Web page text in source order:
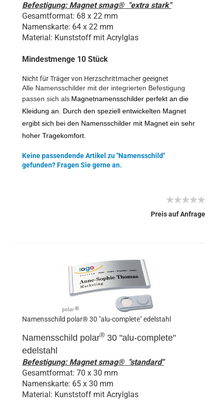
Befestigung: Magnet smag® "extra stark"
Gesamtformat: 68 x 22 mm
Namenskarte: 64 x 22 mm
Material: Kunststoff mit Acrylglas
Mindestmenge 10 Stück
Nicht für Träger von Herzschrittmacher geeignet
Alle Namensschilder mit der integrierten Befestigung
passen sich als Magnetnamensschilder perfekt an die
Kleidung an. Durch den speziell entwickelten Magnet
ergibt sich bei den Namensschilder mit Magnet ein sehr
hoher Tragekomfort.
Keine passendende Artikel zu "Namensschild"
gefunden? Fragen Sie gerne an.
Preis auf Anfrage
Namensschild polar® 30 "alu-complete" edelstahl
Namensschild polar® 30 "alu-complete"
edelstahl
Befestigung: Magnet smag® "standard"
Gesamtformat: 70 x 30 mm
Namenskarte: 65 x 30 mm
Material: Kunststoff mit Acrylglas